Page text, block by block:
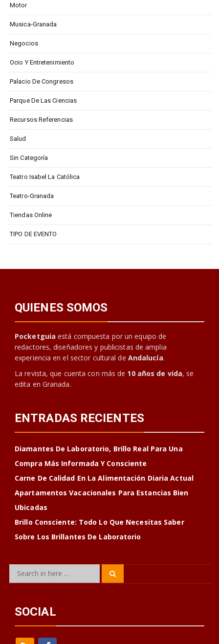
Motor
Musica-Granada
Negocios
Ocio Y Entretenimiento
Palacio De Congresos
Parque De Las Ciencias
Recursos Referencias
Salud
Sin Categoría
Teatro Isabel La Católica
Teatro-Granada
Tiendas Online
TIPO DE EVENTO
QUIENES SOMOS
Pocketguia está compuesta por un equipo de
redactores, diseñadores y publicistas de amplia
experiencia en el sector cultural de Andalucía.
La revista, que cuenta con más de 10 años de vida, se
edita en Granada.
ENTRADAS RECIENTES
Diamantes De Laboratorio, Brillo Real Para Una
Compra Más Informada Y Consciente
Carne De Calidad En La Alimentación Diaria Actual
Apartamentos Vacacionales Para Estancias Bien
Ubicadas
Brillo Consciente: Todo Lo Que Necesitas Saber
Sobre Los Brillantes De Laboratorio
Search
SOCIAL